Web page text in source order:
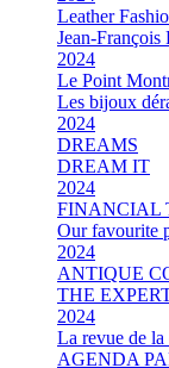
Leather
Jean-François
2024
Le Point
Les bijoux
2024
DREAMS
DREAM IT
2024
FINANCIAL
Our favourite
2024
ANTIQUE
THE
2024
La revue de la
AGENDA